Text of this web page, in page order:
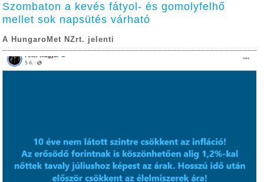
Szombaton a kevés fátyol- és gomolyfelhő
mellet sok napsütés várható
A HungaroMet NZrt. jelenti